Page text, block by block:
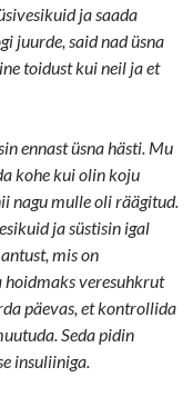
ja saada
juurde, said nad üsna
toidust kui neil ja et
ennast üsna hästi. Mu
kohe kui olin koju
nagu mulle oli räägitud.
ja süstisin igal
mis on
veresuhkrut
päevas, et kontrollida
Seda pidin
insuliiniga.